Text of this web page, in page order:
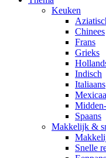
Keuken
Chinees
Frans
Grieks
Indisch
Italiaans
Spaans
Makkelijk &
Snelle